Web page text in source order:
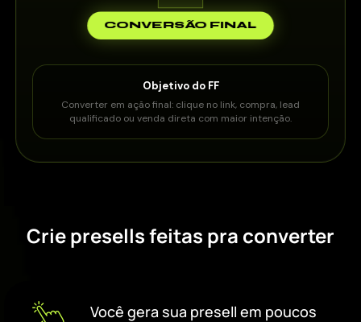
CONVERSÃO FINAL
Objetivo do FF
Converter em ação final: clique no link, compra, lead
qualificado ou venda direta com maior intenção.
Crie presells feitas pra converter
Você gera sua presell em poucos